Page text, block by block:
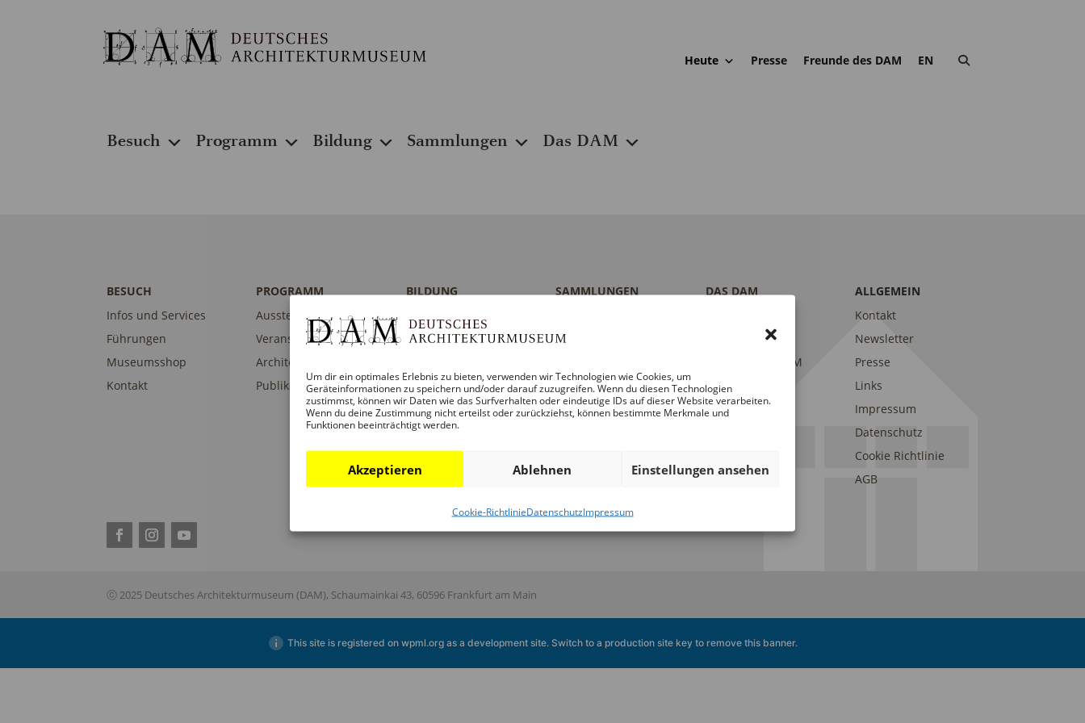
Um dir ein optimales Erlebnis zu bieten, verwenden wir Technologien wie Cookies, um
Geräteinformationen zu speichern und/oder darauf zuzugreifen. Wenn du diesen Technologien
zustimmst, können wir Daten wie das Surfverhalten oder eindeutige IDs auf dieser Website verarbeiten.
Wenn du deine Zustimmung nicht erteilst oder zurückziehst, können bestimmte Merkmale und
Funktionen beeinträchtigt werden.
Akzeptieren Ablehnen Einstellungen ansehen
Cookie-RichtlinieDatenschutzImpressum
Heute Presse Freunde des DAM EN
Besuch Programm Bildung Sammlungen Das DAM
BESUCH
Infos und Services
Führungen
Museumsshop
Kontakt
PROGRAMM
Ausstellungen
Veranstaltungen
Architekturpreise
Publikationen
BILDUNG
Führungen und
Publikationen
Ansprechpartner
SAMMLUNGEN
DAM Sammlung
DAM Bibliothek
DAS DAM
Freunde des DAM
Sponsoren und
Unterstützer
ALLGEMEIN
Kontakt
Newsletter
Presse
Links
Impressum
Datenschutz
Cookie Richtlinie
AGB
ⓒ 2025 Deutsches Architekturmuseum (DAM), Schaumainkai 43, 60596 Frankfurt am Main
This site is registered on wpml.org as a development site. Switch to a production site key to remove this banner.